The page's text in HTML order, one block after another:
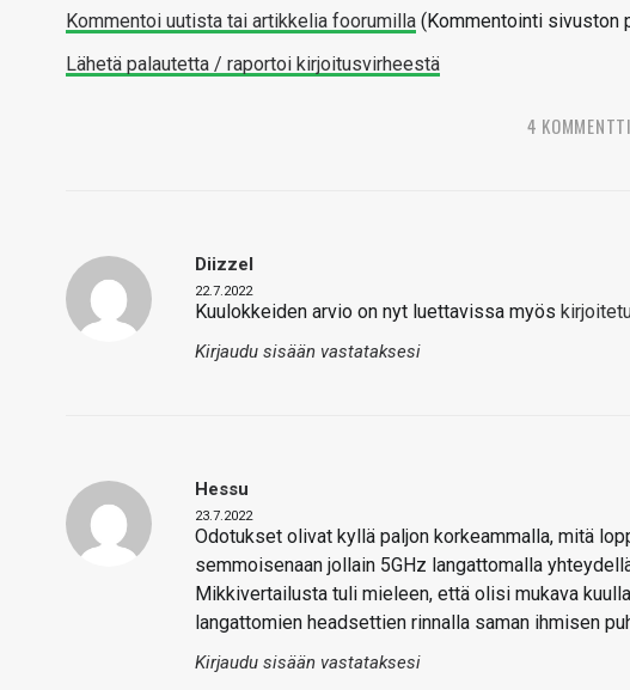
Kommentoi uutista tai artikkelia foorumilla (Kommentointi
Lähetä palautetta / raportoi kirjoitusvirheestä
4
Diizzel
22.7.2022
Kuulokkeiden arvio on nyt luettavissa myös
Kirjaudu sisään vastataksesi
Hessu
23.7.2022
Odotukset olivat kyllä paljon korkeammalla, mitä
semmoisenaan jollain 5GHz langattomalla
Mikkivertailusta tuli mieleen, että olisi mukava
langattomien headsettien rinnalla saman ihmisen
Kirjaudu sisään vastataksesi